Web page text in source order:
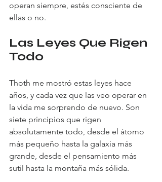
operan siempre, estés consciente de
ellas o no.
Las Leyes Que Rigen
Todo
Thoth me mostró estas leyes hace
años, y cada vez que las veo operar en
la vida me sorprendo de nuevo. Son
siete principios que rigen
absolutamente todo, desde el átomo
más pequeño hasta la galaxia más
grande, desde el pensamiento más
sutil hasta la montaña más sólida.